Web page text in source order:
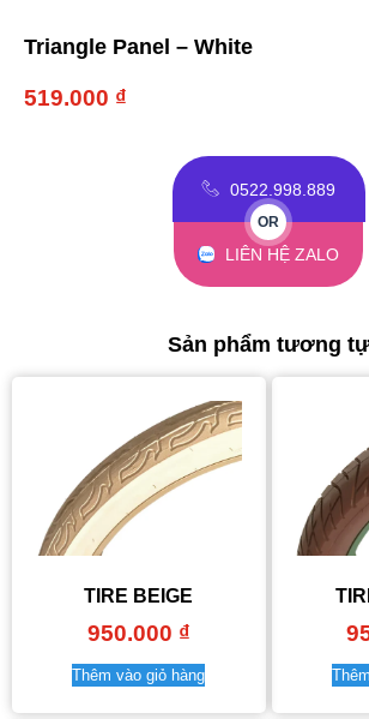
Triangle Panel – White
519.000 ₫
0522.998.889
OR
LIÊN HỆ ZALO
Sản phẩm tương tự
TIRE BEIGE
950.000 ₫
Thêm vào giỏ hàng